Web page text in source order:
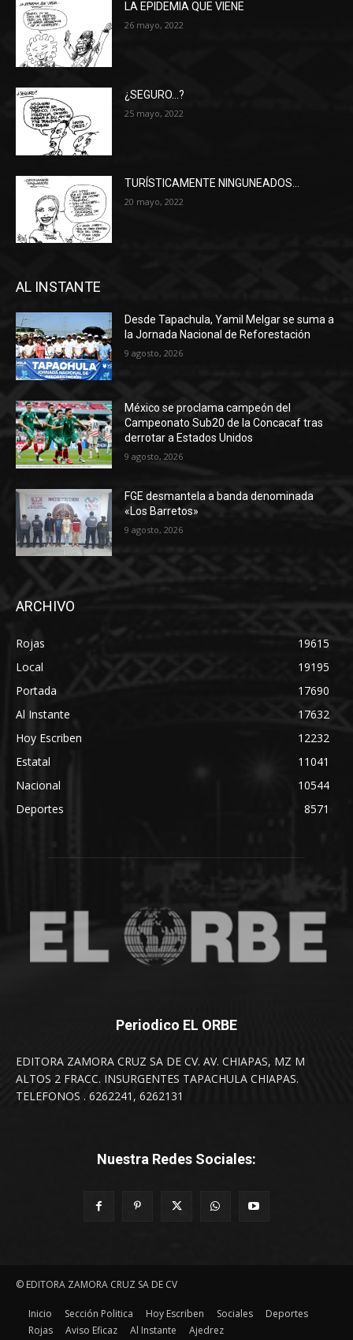
LA EPIDEMIA QUE VIENE
26 mayo, 2022
¿SEGURO…?
25 mayo, 2022
TURÍSTICAMENTE NINGUNEADOS…
20 mayo, 2022
AL INSTANTE
Desde Tapachula, Yamil Melgar se suma a
la Jornada Nacional de Reforestación
9 agosto, 2026
México se proclama campeón del
Campeonato Sub20 de la Concacaf tras
derrotar a Estados Unidos
9 agosto, 2026
FGE desmantela a banda denominada
«Los Barretos»
9 agosto, 2026
ARCHIVO
Rojas
19615
Local
19195
Portada
17690
Al Instante
17632
Hoy Escriben
12232
Estatal
11041
Nacional
10544
Deportes
8571
Periodico EL ORBE
EDITORA ZAMORA CRUZ SA DE CV. AV. CHIAPAS, MZ M
ALTOS 2 FRACC. INSURGENTES TAPACHULA CHIAPAS.
TELEFONOS . 6262241, 6262131
Nuestra Redes Sociales:
© EDITORA ZAMORA CRUZ SA DE CV
Inicio Sección Politica Hoy Escriben Sociales
Deportes
Rojas
Aviso Eficaz Al Instante Ajedrez